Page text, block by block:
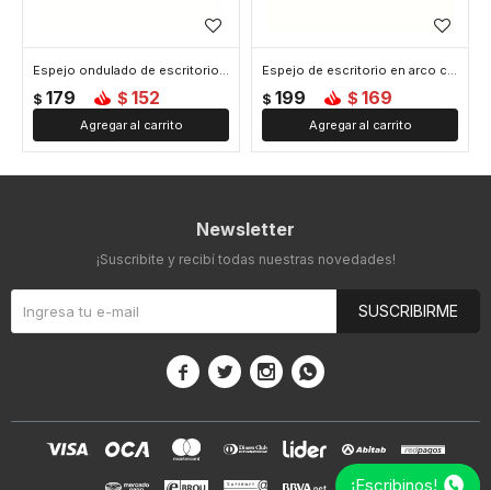
Espejo ondulado de escritorio con soporte - Amarillo
$ 179 $ 152
Espejo de escritorio en arco color pastel - Amarillo
$ 199 $ 169
Newsletter
¡Suscribite y recibí todas nuestras novedades!
SUSCRIBIRME
   
¡Escribinos!